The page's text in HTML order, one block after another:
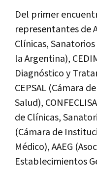
Del primer
representantes de
Clínicas,
la Argentina),
Diagnóstico y
CEPSAL (Cámara
Salud),
de Clínicas,
(Cámara de
Médico), AAEG
Establecimientos